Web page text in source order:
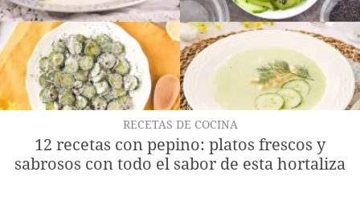
RECETAS DE COCINA
12 recetas con pepino: platos frescos y
sabrosos con todo el sabor de esta hortaliza